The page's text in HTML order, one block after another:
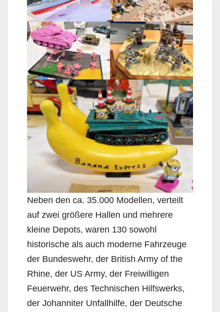
Neben den ca. 35.000 Modellen, verteilt
auf zwei größere Hallen und mehrere
kleine Depots, waren 130 sowohl
historische als auch moderne Fahrzeuge
der Bundeswehr, der British Army of the
Rhine, der US Army, der Freiwilligen
Feuerwehr, des Technischen Hilfswerks,
der Johanniter Unfallhilfe, der Deutsche